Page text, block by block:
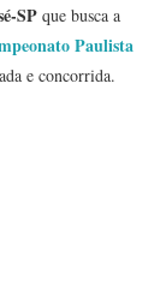
SPque busca a
Paulista
e concorrida.